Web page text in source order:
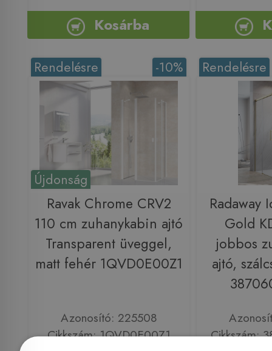
Kosárba
Újdonság
-10%
Rendelésre
Ravak Chrome CRV2
110 cm zuhanykabin ajtó
Transparent üveggel,
matt fehér 1QVD0E00Z1
Azonosító: 225508
Cikkszám: 1QVD0E00Z1
Rendelésre
Radaway
Gold
jobbos
ajtó,
Cikkszám: